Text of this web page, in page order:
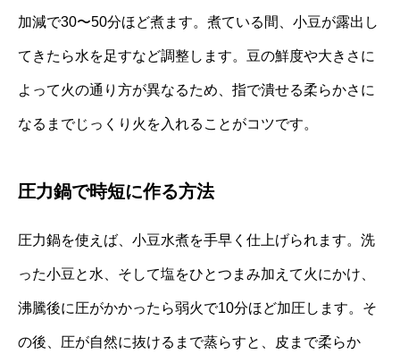
加減で30〜50分ほど煮ます。煮ている間、小豆が露出し
てきたら水を足すなど調整します。豆の鮮度や大きさに
よって火の通り方が異なるため、指で潰せる柔らかさに
なるまでじっくり火を入れることがコツです。
圧力鍋で時短に作る方法
圧力鍋を使えば、小豆水煮を手早く仕上げられます。洗
った小豆と水、そして塩をひとつまみ加えて火にかけ、
沸騰後に圧がかかったら弱火で10分ほど加圧します。そ
の後、圧が自然に抜けるまで蒸らすと、皮まで柔らか